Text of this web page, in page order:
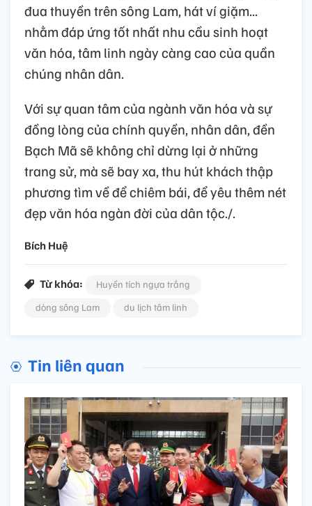
đua thuyền trên sông Lam, hát ví giặm...
nhằm đáp ứng tốt nhất nhu cầu sinh hoạt
văn hóa, tâm linh ngày càng cao của quần
chúng nhân dân.
Với sự quan tâm của ngành văn hóa và sự
đồng lòng của chính quyền, nhân dân, đền
Bạch Mã sẽ không chỉ dừng lại ở những
trang sử, mà sẽ bay xa, thu hút khách thập
phương tìm về để chiêm bái, để yêu thêm nét
đẹp văn hóa ngàn đời của dân tộc./.
Bích Huệ
Từ khóa:
Huyền tích ngựa trắng
dòng sông Lam
du lịch tâm linh
Tin liên quan